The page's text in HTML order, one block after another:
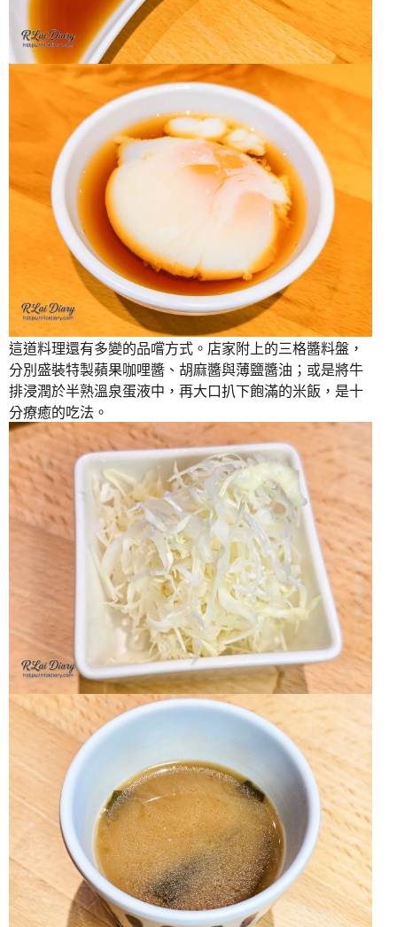
這道料理還有多變的品嚐方式。店家附上的三格醬料盤，
分別盛裝特製蘋果咖哩醬、胡麻醬與薄鹽醬油；或是將牛
排浸潤於半熟溫泉蛋液中，再大口扒下飽滿的米飯，是十
分療癒的吃法。